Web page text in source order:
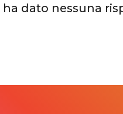
dato nessuna